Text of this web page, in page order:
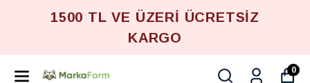
1500 TL VE ÜZERİ ÜCRETSİZ
KARGO
0